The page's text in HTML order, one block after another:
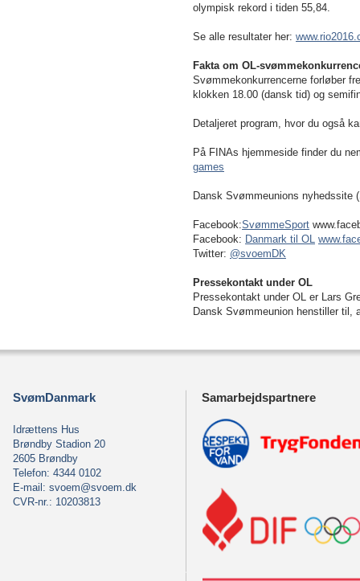
olympisk rekord i tiden 55,84.
Se alle resultater her:
Fakta om OL-
Svømmekonkurrencerne forløber
klokken 18.00 (dansk tid) og
Detaljeret program, hvor du også
På FINAs hjemmeside finder du
games
Dansk Svømmeunions nyhedssite
Facebook:SvømmeSport
Facebook: Danmark til OL
Twitter: @svoemDK
Pressekontakt under OL
Pressekontakt under OL er Lars
Dansk Svømmeunion henstiller til,
SvømDanmark
Idrættens Hus
Brøndby Stadion 20
2605 Brøndby
Telefon: 4344 0102
E-mail: svoem@svoem.dk
CVR-nr.: 10203813
Samarbejdspartnere